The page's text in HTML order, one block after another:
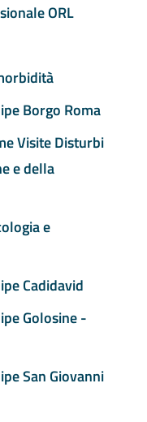
ORL
Borgo Roma
Visite Disturbi
e della
e
Cadidavid
Golosine -
San Giovanni